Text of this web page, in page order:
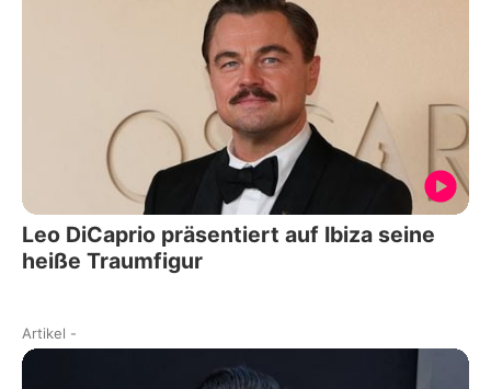
Leo DiCaprio präsentiert auf Ibiza seine
heiße Traumfigur
Artikel -